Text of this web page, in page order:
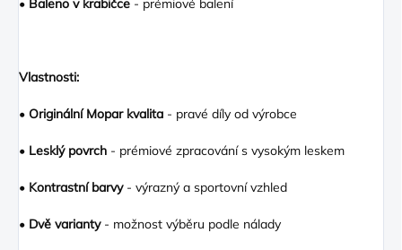
• Baleno v krabičce - prémiové balení
Vlastnosti:
• Originální Mopar kvalita - pravé díly od výrobce
• Lesklý povrch - prémiové zpracování s vysokým leskem
• Kontrastní barvy- výrazný a sportovní vzhled
• Dvě varianty- možnost výběru podle nálady